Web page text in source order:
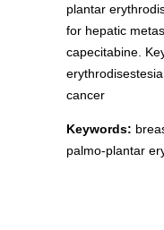
plantar
for hepatic
capecitabine.
cancer
Keywords:
palmo-plantar